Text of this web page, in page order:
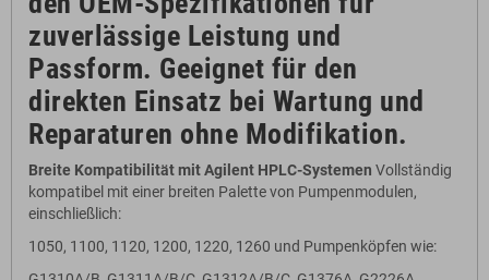
zuverlässige Leistung und
Passform. Geeignet für den
direkten Einsatz bei Wartung und
Reparaturen ohne Modifikation.
Breite Kompatibilität mit Agilent HPLC-Systemen Vollständig
kompatibel mit einer breiten Palette von Pumpenmodulen,
einschließlich:
1050, 1100, 1120, 1200, 1220, 1260 und Pumpenköpfen wie: